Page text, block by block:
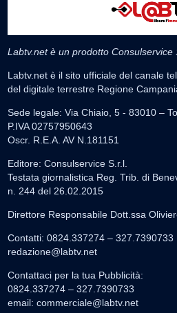
Labtv.net è un prodotto Consulservice
Labtv.net è il sito ufficiale del canale
del digitale terrestre Regione
Sede legale: Via Chiaio, 5 - 83010 –
P.IVA 02757950643
Oscr. R.E.A. AV N.181151
Editore: Consulservice S.r.l.
Testata giornalistica Reg. Trib. di
n. 244 del 26.02.2015
Direttore Responsabile Dott.ssa
Contatti: 0824.337274 – 327.7390733
redazione@labtv.net
Contattaci per la tua Pubblicità:
0824.337274 – 327.7390733
email: commerciale@labtv.net